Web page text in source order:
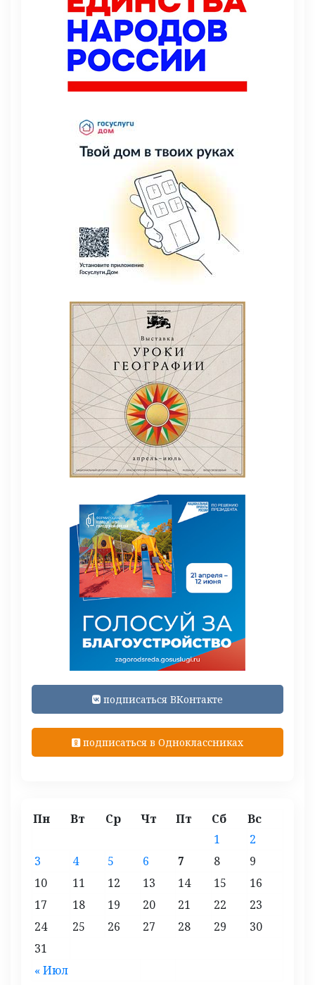
подписаться ВКонтакте
подписаться в Одноклассниках
Пн Вт Ср Чт Пт Сб Вс
« Июл
1
2
3
4 5 6 7 8
9
10
11 12 13 14 15
16
17
18 19 20 21 22
23
24
25 26 27 28 29
30
31